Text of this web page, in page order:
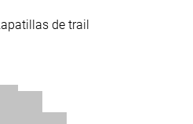
de trail